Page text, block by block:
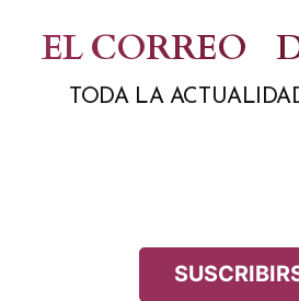
contenido
EL CORREO
TODA LA